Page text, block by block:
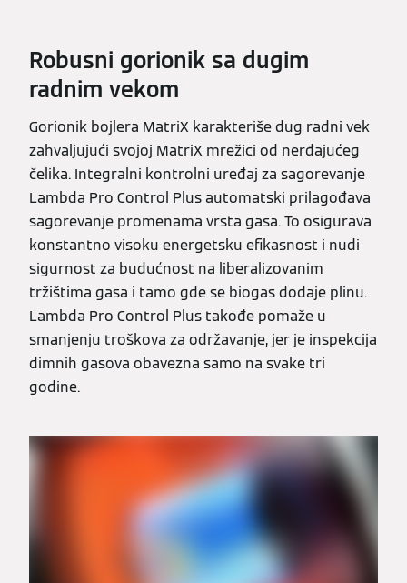
Robusni gorionik sa dugim
radnim vekom
Gorionik bojlera MatriX karakteriše dug radni vek
zahvaljujući svojoj MatriX mrežici od nerđajućeg
čelika. Integralni kontrolni uređaj za sagorevanje
Lambda Pro Control Plus automatski prilagođava
sagorevanje promenama vrsta gasa. To osigurava
konstantno visoku energetsku efikasnost i nudi
sigurnost za budućnost na liberalizovanim
tržištima gasa i tamo gde se biogas dodaje plinu.
Lambda Pro Control Plus takođe pomaže u
smanjenju troškova za održavanje, jer je inspekcija
dimnih gasova obavezna samo na svake tri
godine.